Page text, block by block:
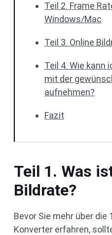
Teil 2. Frame
Windows/Mac
Teil 3. Online
Teil 4. Wie kann
mit der
aufnehmen?
Fazit
Teil 1. Was
Bildrate?
Bevor Sie mehr über die
Konverter erfahren,